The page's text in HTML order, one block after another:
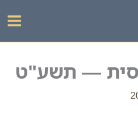
— תשע"ט